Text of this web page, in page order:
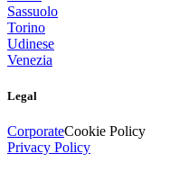
Sassuolo
Torino
Udinese
Venezia
Legal
CorporateCookie Policy
Privacy Policy